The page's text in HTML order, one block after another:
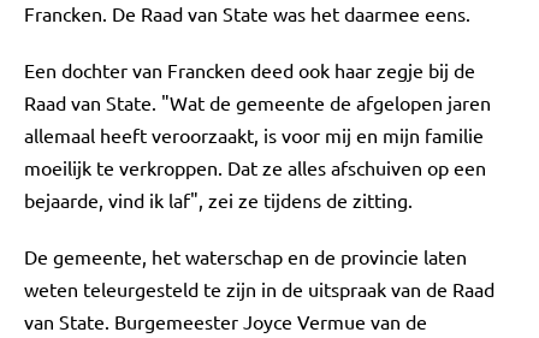
Francken. De Raad van State was het daarmee eens.
Een dochter van Francken deed ook haar zegje bij de
Raad van State. "Wat de gemeente de afgelopen jaren
allemaal heeft veroorzaakt, is voor mij en mijn familie
moeilijk te verkroppen. Dat ze alles afschuiven op een
bejaarde, vind ik laf", zei ze tijdens de zitting.
De gemeente, het waterschap en de provincie laten
weten teleurgesteld te zijn in de uitspraak van de Raad
van State. Burgemeester Joyce Vermue van de